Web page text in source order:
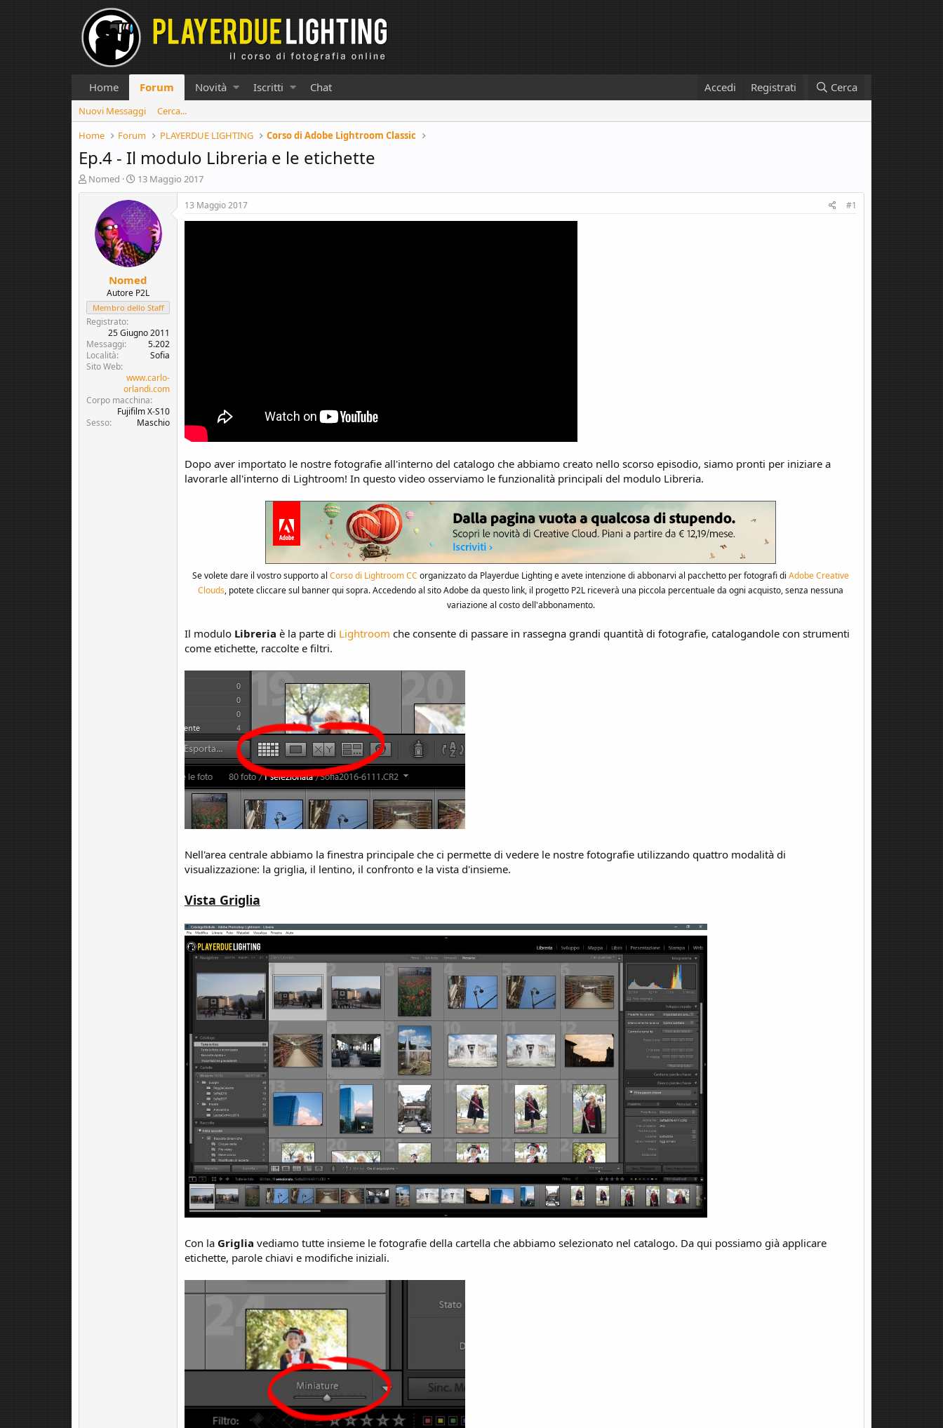
Home Forum Novità Iscritti Chat Accedi Registrati Cerca
Nuovi Messaggi
Cerca...
Home
Forum PLAYERDUE LIGHTING Corso di Adobe Lightroom Classic
Ep.4 - Il modulo Libreria e le etichette
C
r
s
c
s
s
i
e
Nomed
D
a
t
a
d
i
i
n
i
z
i
o
13 Maggio 2017
Nomed
Autore P2L
Membro dello Staff
Registrato
25 Giugno 2011
Messaggi
5.202
Località
Sofia
Sito Web
www.carlo-
orlandi.com
Corpo macchina
Fujifilm X-S10
Sesso
Maschio
13 Maggio 2017 #1
Dopo aver importato le nostre fotografie all'interno del catalogo che abbiamo creato nello scorso episodio, siamo pronti per iniziare a
lavorarle all'interno di Lightroom! In questo video osserviamo le funzionalità principali del modulo Libreria.
Se volete dare il vostro supporto al Corso di Lightroom CC organizzato da Playerdue Lighting e avete intenzione di abbonarvi al pacchetto per fotografi di Adobe Creative
Clouds, potete cliccare sul banner qui sopra. Accedendo al sito Adobe da questo link, il progetto P2L riceverà una piccola percentuale da ogni acquisto, senza nessuna
variazione al costo dell'abbonamento.
Il modulo Libreria è la parte di Lightroom che consente di passare in rassegna grandi quantità di fotografie, catalogandole con strumenti
come etichette, raccolte e filtri.
Nell'area centrale abbiamo la finestra principale che ci permette di vedere le nostre fotografie utilizzando quattro modalità di
visualizzazione: la griglia, il lentino, il confronto e la vista d'insieme.
Vista Griglia
Con la Griglia vediamo tutte insieme le fotografie della cartella che abbiamo selezionato nel catalogo. Da qui possiamo già applicare
etichette, parole chiavi e modifiche iniziali.